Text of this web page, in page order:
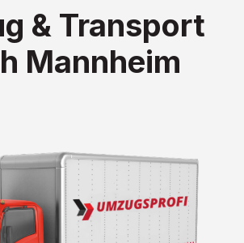
& Transport
Mannheim